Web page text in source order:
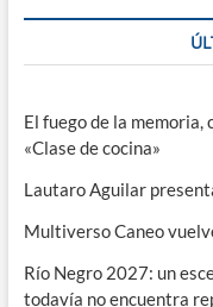
El fuego de la memoria,
«Clase de cocina»
Lautaro Aguilar
Multiverso Caneo
Río Negro 2027: un
todavía no encuentra